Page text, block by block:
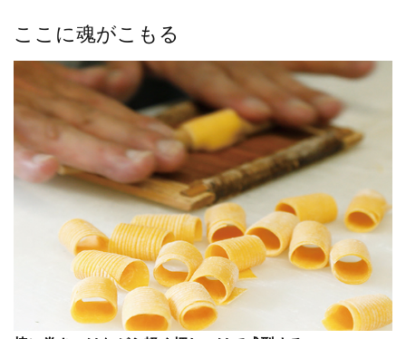
ここに魂がこもる